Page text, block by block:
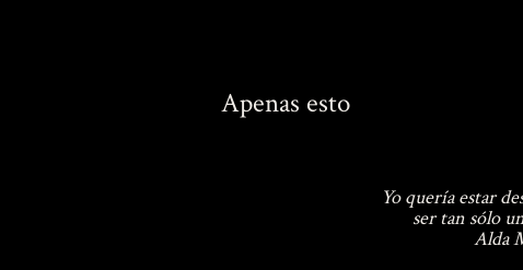
Apenas esto
Yo quería estar
ser tan sólo
Alda